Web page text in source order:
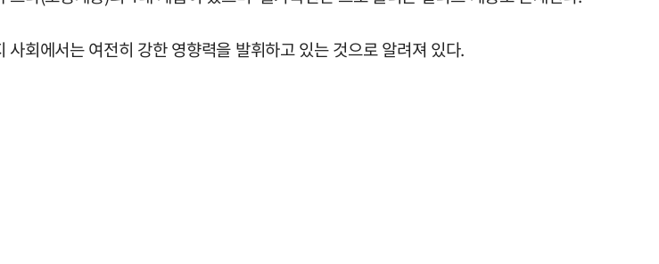
회에서는 여전히 강한 영향력을 발휘하고 있는 것으로 알려져 있다.